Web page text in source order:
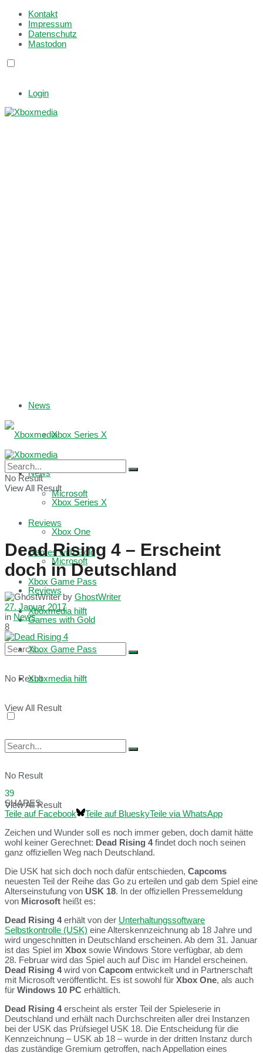
Kontakt
Impressum
Datenschutz
Mastodon
Login
News
Xbox Series X
Microsoft
Reviews
Games with Gold
Xbox Game Pass
Xboxmedia hilft
No Result
View All Result
News
Xbox Series X
Xbox One
Microsoft
Reviews
Games with Gold
Xbox Game Pass
Xboxmedia hilft
No Result
View All Result
No Result
View All Result
Dead Rising 4 – Erscheint
doch in Deutschland
by GhostWriter
27. Januar 2017
in News
8
39
SHARES
Teile auf Facebook
Teile auf BlueskyTeile via WhatsApp
Zeichen und Wunder soll es noch immer geben, doch damit hätte
wohl keiner Gerechnet: Dead Rising 4findet doch noch seinen
ganz offiziellen Weg nach Deutschland.
Die USK hat sich doch noch dafür entschieden, Capcoms
neuesten Teil der Reihe das Go zu erteilen und gab dem Spiel eine
Alterseinstufung von USK 18. In der offiziellen Pressemeldung
von Microsoft heißt es:
Dead Rising 4erhält von der Unterhaltungssoftware
Selbstkontrolle (USK) eine Alterskennzeichnung ab 18 Jahre und
wird ungeschnitten in Deutschland erscheinen. Ab dem 31. Januar
ist das Spiel im Xbox sowie Windows Store verfügbar, ab dem
28. Februar wird das Spiel auch auf Disc im Handel erscheinen.
Dead Rising 4wird von Capcom entwickelt und in Partnerschaft
mit Microsoft veröffentlicht. Es ist sowohl für Xbox One, als auch
für Windows 10 PC erhältlich.
Dead Rising 4erscheint als erster Teil der Spieleserie in
Deutschland und erhält nach Durchschreiten aller drei Instanzen
bei der USK das Prüfsiegel USK 18. Die Entscheidung für die
Kennzeichnung – USK ab 18 – wurde in der dritten Instanz durch
das zuständige Gremium getroffen, nach Appellation eines